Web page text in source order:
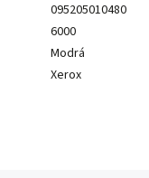
095205010480
6000
Modrá
Xerox